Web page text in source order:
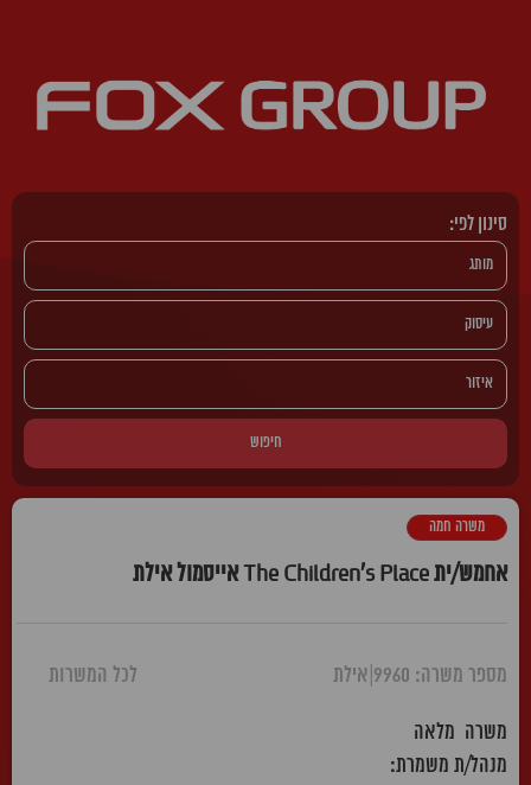
סינון לפי:
חיפוש
אחמש/ית The Children's Place אייסמול אילת
משרה חמה
מספר משרה: 9960 אילת לכל המשרות
משרה מלאה
מנהל/ת משמרת: